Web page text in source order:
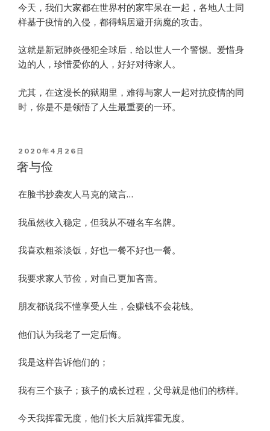
今天，我们大家都在世界村的家牢呆在一起，各地人士同
样基于疫情的入侵，都得蜗居避开病魔的攻击。
这就是新冠肺炎侵犯全球后，给以世人一个警惕。爱惜身
边的人，珍惜爱你的人，好好对待家人。
尤其，在这漫长的狱期里，难得与家人一起对抗疫情的同
时，你是不是领悟了人生最重要的一环。
POSTED
ON
2020年4月26日
奢与俭
在脸书抄袭友人马克的箴言…
我虽然收入稳定，但我从不碰名车名牌。
我喜欢粗茶淡饭，好也一餐不好也一餐。
我要求家人节俭，对自己更加吝啬。
朋友都说我不懂享受人生，会赚钱不会花钱。
他们认为我老了一定后悔。
我是这样告诉他们的；
我有三个孩子；孩子的成长过程，父母就是他们的榜样。
今天我挥霍无度，他们长大后就挥霍无度。